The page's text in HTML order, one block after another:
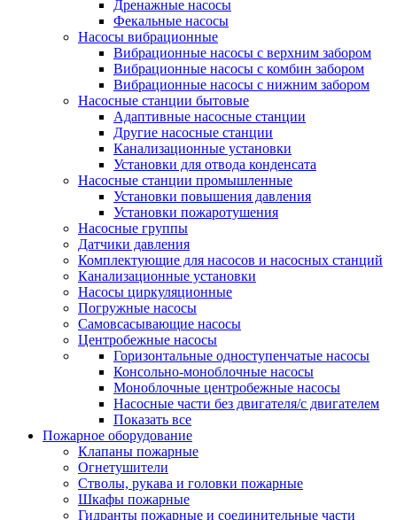
Дренажные насосы
Фекальные насосы
Насосы вибрационные
Вибрационные насосы с верхним забором
Вибрационные насосы с комбин забором
Вибрационные насосы с нижним забором
Насосные станции бытовые
Адаптивные насосные станции
Другие насосные станции
Канализационные установки
Установки для отвода конденсата
Насосные станции промышленные
Установки повышения давления
Установки пожаротушения
Насосные группы
Датчики давления
Комплектующие для насосов и насосных станций
Канализационные установки
Насосы циркуляционные
Погружные насосы
Самовсасывающие насосы
Центробежные насосы
Горизонтальные одноступенчатые насосы
Консольно-моноблочные насосы
Моноблочные центробежные насосы
Насосные части без двигателя/с двигателем
Показать все
Пожарное оборудование
Клапаны пожарные
Огнетушители
Стволы, рукава и головки пожарные
Шкафы пожарные
Гидранты пожарные и соединительные части